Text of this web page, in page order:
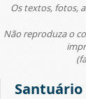
Os textos, fotos,
Não reproduza o
Santuário